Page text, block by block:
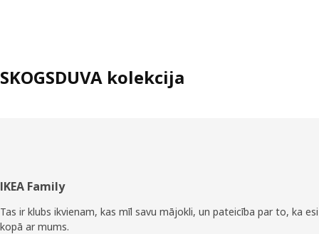
pieaugušos iedvesmos radīt savas vakara pasaciņas.” Ar
Viena no Annas mīļākajām kolekcijas precēm ir zaļais
paklājs. “Tas ir jauks un mīksts kā meža sūnas, ideāli
piemērots rotaļām. Dekoratīvie spilveni šajā kolekcijā
SKOGSDUVA kolekcija
Kājene
IKEA Family
Tas ir klubs ikvienam, kas mīl savu mājokli, un pateicība par to, ka esi
kopā ar mums.